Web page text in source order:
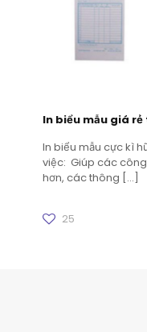
In biểu mẫu giá rẻ
In biểu mẫu cực kì
việc: Giúp các
hơn, các thông […]
25